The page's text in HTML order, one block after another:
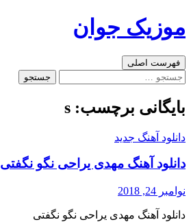
به
موزیک جوان
جست‌وجو
فهرست اصلی
جستجو
بایگانی برچسب: s
دانلود آهنگ جدید
دانلود آهنگ مهدی یراحی نگو نگفتی
نوامبر 24, 2018
دانلود آهنگ مهدی یراحی نگو نگفتی